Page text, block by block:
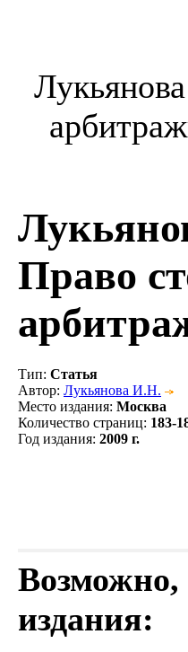
Право
Тип: Статья
Автор: Лукьянова И.Н.
Место издания: Москва
Количество страниц: 183-
Год издания: 2009 г.
Возможно,
издания: